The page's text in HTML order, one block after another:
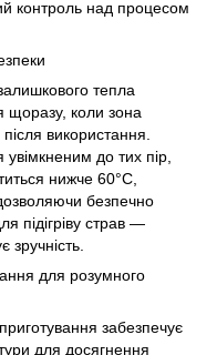
контроль над процесом
тепла
щоразу, коли зона
використання.
до тих пір,
нижче 60°C,
безпечно
підігріву страв —
для розумного
забезпечує
для досягнення